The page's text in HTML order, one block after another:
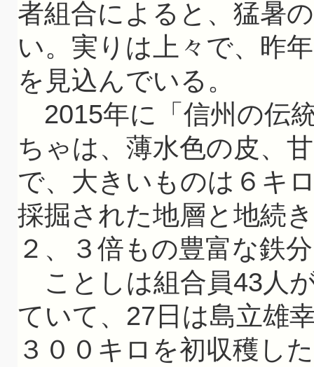
者組合によると、猛暑
い。実りは上々で、昨
を見込んでいる。
2015年に「信州の伝
ちゃは、薄水色の皮、
で、大きいものは６キ
採掘された地層と地続
２、３倍もの豊富な鉄
ことしは組合員43人
ていて、27日は島立雄
３００キロを初収穫し